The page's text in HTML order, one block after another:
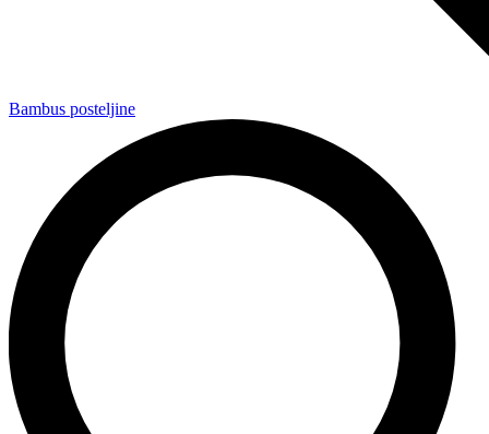
Bambus posteljine